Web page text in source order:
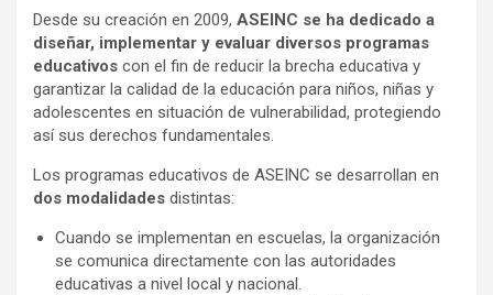
Desde su creación en 2009, ASEINC se ha dedicado a
diseñar, implementar y evaluar diversos programas
educativos con el fin de reducir la brecha educativa y
garantizar la calidad de la educación para niños, niñas y
adolescentes en situación de vulnerabilidad, protegiendo
así sus derechos fundamentales.
Los programas educativos de ASEINC se desarrollan en
dos modalidades distintas:
Cuando se implementan en escuelas, la organización
se comunica directamente con las autoridades
educativas a nivel local y nacional.